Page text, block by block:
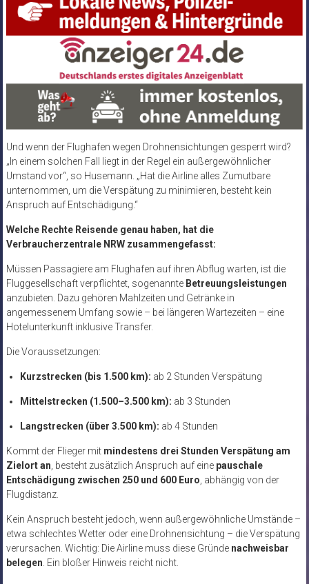
Und wenn der Flughafen wegen Drohnensichtungen gesperrt wird?
„In einem solchen Fall liegt in der Regel ein außergewöhnlicher
Umstand vor“, so Husemann. „Hat die Airline alles Zumutbare
unternommen, um die Verspätung zu minimieren, besteht kein
Anspruch auf Entschädigung.“
Welche Rechte Reisende genau haben, hat die
Verbraucherzentrale NRW zusammengefasst:
Müssen Passagiere am Flughafen auf ihren Abflug warten, ist die
Fluggesellschaft verpflichtet, sogenannte Betreuungsleistungen
anzubieten. Dazu gehören Mahlzeiten und Getränke in
angemessenem Umfang sowie – bei längeren Wartezeiten – eine
Hotelunterkunft inklusive Transfer.
Die Voraussetzungen:
Kurzstrecken (bis 1.500 km): ab 2 Stunden Verspätung
Mittelstrecken (1.500–3.500 km): ab 3 Stunden
Langstrecken (über 3.500 km): ab 4 Stunden
Kommt der Flieger mit mindestens drei Stunden Verspätung am
Zielort an, besteht zusätzlich Anspruch auf eine pauschale
Entschädigung zwischen 250 und 600 Euro, abhängig von der
Flugdistanz.
Kein Anspruch besteht jedoch, wenn außergewöhnliche Umstände –
etwa schlechtes Wetter oder eine Drohnensichtung – die Verspätung
verursachen. Wichtig: Die Airline muss diese Gründe nachweisbar
belegen. Ein bloßer Hinweis reicht nicht.